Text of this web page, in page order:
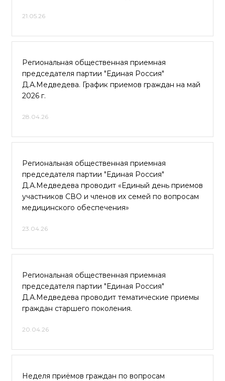
21.05.26
Региональная общественная приемная
председателя партии "Единая Россия"
Д.А.Медведева. График приемов граждан на май
2026 г.
28.04.26
Региональная общественная приемная
председателя партии "Единая Россия"
Д.А.Медведева проводит «Единый день приемов
участников СВО и членов их семей по вопросам
медицинского обеспечения»
23.04.26
Региональная общественная приемная
председателя партии "Единая Россия"
Д.А.Медведева проводит тематические приемы
граждан старшего поколения.
20.04.26
Неделя приёмов граждан по вопросам